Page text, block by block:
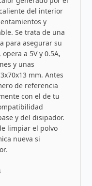
del interior
y
Se trata de una
para asegurar su
a 5V y 0.5A,
y unas
mm. Antes
de referencia
con el de tu
y del disipador.
limpiar el polvo
nueva si